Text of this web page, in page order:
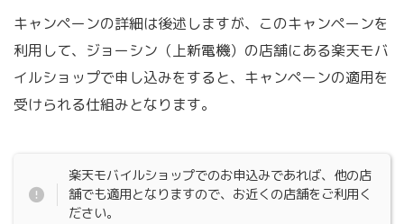
キャンペーンの詳細は後述しますが、このキャンペーンを
利用して、ジョーシン（上新電機）の店舗にある楽天モバ
イルショップで申し込みをすると、キャンペーンの適用を
受けられる仕組みとなります。
楽天モバイルショップでのお申込みであれば、他の店
舗でも適用となりますので、お近くの店舗をご利用く
ださい。